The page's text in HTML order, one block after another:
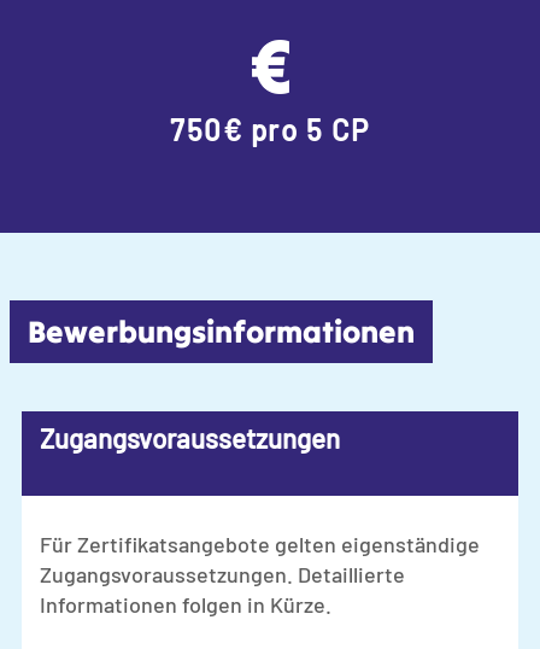
750€ pro 5 CP
Bewerbungsinformationen
Zugangsvoraussetzungen
Für Zertifikatsangebote gelten eigenständige
Zugangsvoraussetzungen. Detaillierte
Informationen folgen in Kürze.